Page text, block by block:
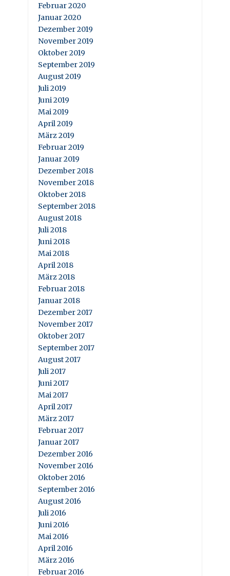
Februar 2020
Januar 2020
Dezember 2019
November 2019
Oktober 2019
September 2019
August 2019
Juli 2019
Juni 2019
Mai 2019
April 2019
März 2019
Februar 2019
Januar 2019
Dezember 2018
November 2018
Oktober 2018
September 2018
August 2018
Juli 2018
Juni 2018
Mai 2018
April 2018
März 2018
Februar 2018
Januar 2018
Dezember 2017
November 2017
Oktober 2017
September 2017
August 2017
Juli 2017
Juni 2017
Mai 2017
April 2017
März 2017
Februar 2017
Januar 2017
Dezember 2016
November 2016
Oktober 2016
September 2016
August 2016
Juli 2016
Juni 2016
Mai 2016
April 2016
März 2016
Februar 2016